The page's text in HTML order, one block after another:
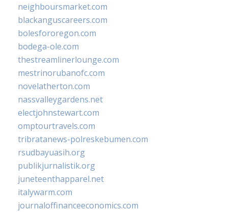
neighboursmarket.com
blackanguscareers.com
bolesfororegon.com
bodega-ole.com
thestreamlinerlounge.com
mestrinorubanofc.com
novelatherton.com
nassvalleygardens.net
electjohnstewart.com
omptourtravels.com
tribratanews-polreskebumen.com
rsudbayuasih.org
publikjurnalistik.org
juneteenthapparel.net
italywarm.com
journaloffinanceeconomics.com